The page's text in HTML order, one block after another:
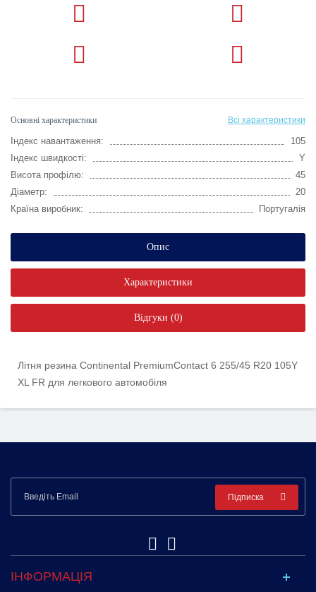
Основні характеристики Всі характеристики
Індекс навантаження:
105
Індекс швидкості:
Y
Висота профілю:
45
Діаметр:
20
Країна виробник:
Португалія
Опис
Характеристики
Відгуки (0)
Літня резина Continental PremiumContact 6 255/45 R20 105Y
XL FR для легкового автомобіля
Підписка
ІНФОРМАЦІЯ